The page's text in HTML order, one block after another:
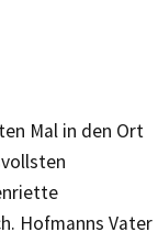
Mal in den Ort
Hofmanns Vater